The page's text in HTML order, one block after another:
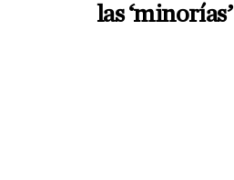
las ‘minorías’